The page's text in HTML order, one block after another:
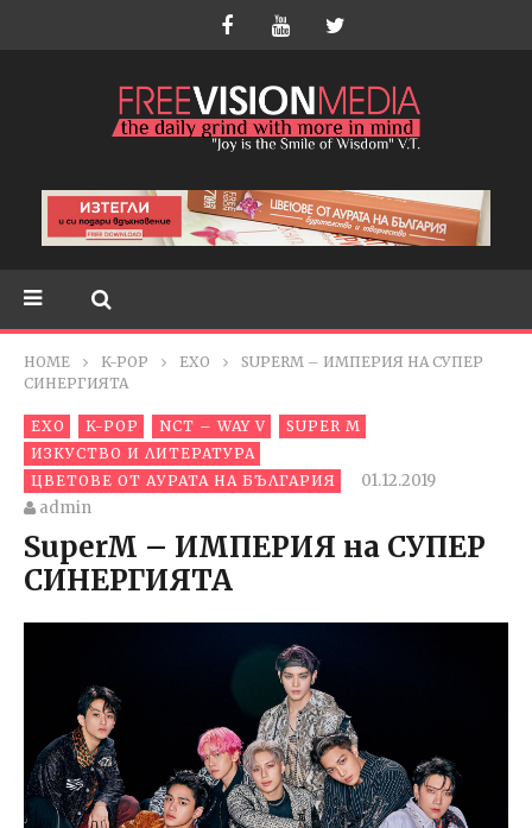
HOME K-POP EXO
SUPERM – ИМПЕРИЯ НА СУПЕР
СИНЕРГИЯТА
EXO K-POP NCT – WAY V
SUPER M
ИЗКУСТВО И ЛИТЕРАТУРА
ЦВЕТОВЕ ОТ АУРАТА НА БЪЛГАРИЯ
01.12.2019
admin
SuperM – ИМПЕРИЯ на СУПЕР
СИНЕРГИЯТА